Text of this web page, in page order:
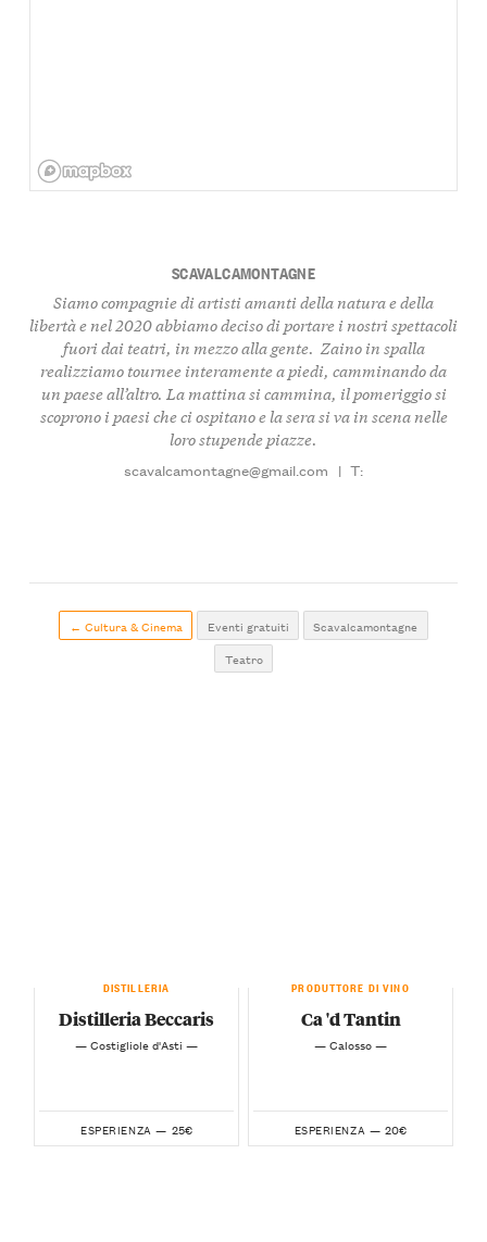
SCAVALCAMONTAGNE
Siamo compagnie di artisti amanti della natura e della
libertà e nel 2020 abbiamo deciso di portare i nostri spettacoli
fuori dai teatri, in mezzo alla gente. Zaino in spalla
realizziamo tournee interamente a piedi, camminando da
un paese all’altro. La mattina si cammina, il pomeriggio si
scoprono i paesi che ci ospitano e la sera si va in scena nelle
loro stupende piazze.
scavalcamontagne@gmail.com | T:
← Cultura & Cinema Eventi gratuiti
Scavalcamontagne
Teatro
DISTILLERIA
Distilleria Beccaris
— Costigliole d'Asti —
ESPERIENZA — 25€
PRODUTTORE DI VINO
Ca 'd Tantin
— Calosso —
ESPERIENZA — 20€